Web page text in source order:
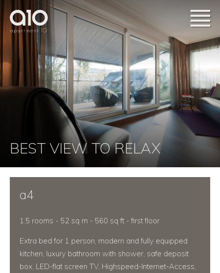
BEST VIEW TO RELAX
a4
1.5 rooms - 52 sq m - 560 sq ft - first floor
Extra bed for 1 person, modern and fully equipped
kitchen, luxury bathroom with shower, safe deposit
box, LED-flat screen TV, Highspeed-Internet-Access,